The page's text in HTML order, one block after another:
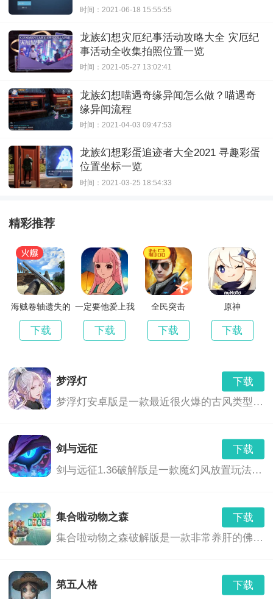
时间：2021-06-18 15:55:55
龙族幻想灾厄纪事活动攻略大全 灾厄纪
事活动全收集拍照位置一览
时间：2021-05-27 13:02:41
龙族幻想喵遇奇缘异闻怎么做？喵遇奇
缘异闻流程
时间：2021-04-03 09:47:53
龙族幻想彩蛋追迹者大全2021 寻趣彩蛋
位置坐标一览
时间：2021-03-25 18:54:33
精彩推荐
海贼卷轴遗失的
下载
一定要他爱上我
下载
全民突击
下载
原神
下载
梦浮灯
下载
梦浮灯安卓版是一款最近很火爆的古风类型的恋爱手机游戏。梦浮灯游戏中有着精美的画面和音效，中国风的画风，各具特色的男对象，精彩的CG动画，根据你的选择也会产生不同的结局。
剑与远征
下载
剑与远征1.36破解版是一款魔幻风放置玩法的卡牌养成游戏,玩家们将会继承神灵的意志,前去讨伐黑暗之力,这里拥有着非常奇幻的游...,剑与远征1.36破解版免费下载地址...
集合啦动物之森
下载
集合啦动物之森破解版是一款非常养肝的佛系游戏,不像一般的种田游戏一样需要爆肝刷材料,最主要的玩法还是社交,你可以和好朋友们在...,集合啦动物之森免费下载地址...
第五人格 下载